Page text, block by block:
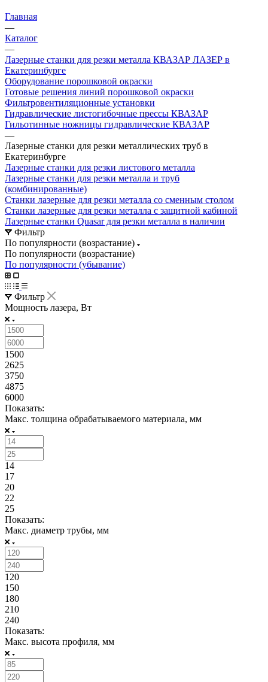
Главная
—
Каталог
—
Лазерные станки для резки металла КВАЗАР ЛАЗЕР в
Екатеринбурге
Оборудование порошковой окраски
Готовые решения линий порошковой окраски
Фильтровентиляционные установки
Гидравлические листогибочные прессы КВАЗАР
Гильотинные ножницы гидравлические КВАЗАР
—
Лазерные станки для резки металлических труб в
Екатеринбурге
Лазерные станки для резки листового металла
Лазерные станки для резки металла и труб
(комбинированные)
Станки лазерные для резки металла со сменным столом
Станки лазерные для резки металла с защитной кабиной
Лазерные станки Quasar для резки металла в наличии
Фильтр
По популярности (возрастание)
По популярности (возрастание)
По популярности (убывание)
Фильтр
Мощность лазера, Вт
1500
2625
3750
4875
6000
Показать:
Макс. толщина обрабатываемого материала, мм
14
17
20
22
25
Показать:
Макс. диаметр трубы, мм
120
150
180
210
240
Показать:
Макс. высота профиля, мм